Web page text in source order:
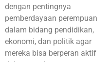
dengan pentingnya
pemberdayaan perempuan
dalam bidang pendidikan,
ekonomi, dan politik agar
mereka bisa berperan aktif